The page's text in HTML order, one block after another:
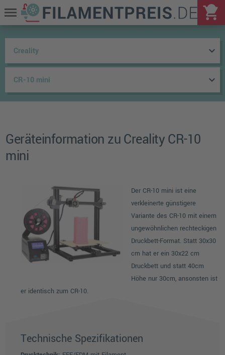
menu shopping_cart
keyboard_arrow_down
keyboard_arrow_down
Geräteinformation zu Creality CR-10
mini
Der CR-10 mini ist eine
verkleinerte günstigere
Variante des CR-10 mit einem
ungewöhnlichen rechteckigen
Druckbett-Format. Statt 30x30
cm hat er ein 30x22 cm
Druckbett und statt 40cm
Höhe nur 30cm, ansonsten ist
er identisch zum CR-10.
Technische Spezifikationen